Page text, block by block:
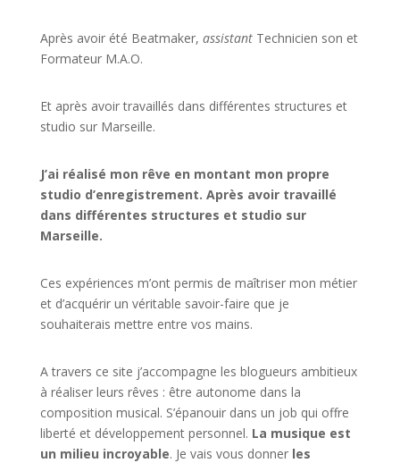
Après avoir été Beatmaker, assistant Technicien son et
Formateur M.A.O.
Et après avoir travaillés dans différentes structures et
studio sur Marseille.
J’ai réalisé mon rêve en montant mon propre
studio d’enregistrement. Après avoir travaillé
dans différentes structures et studio sur
Marseille.
Ces expériences m’ont permis de maîtriser mon métier
et d’acquérir un véritable savoir-faire que je
souhaiterais mettre entre vos mains.
A travers ce site j’accompagne les blogueurs ambitieux
à réaliser leurs rêves : être autonome dans la
composition musical. S’épanouir dans un job qui offre
liberté et développement personnel. La musique est
un milieu incroyable. Je vais vous donner les